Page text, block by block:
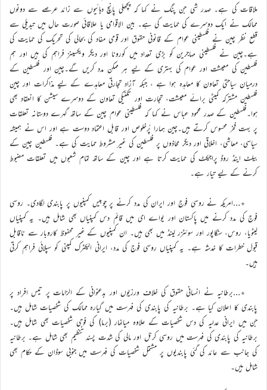
ملاقات کی ہے۔ صدر شی جن پنگ نے کہا کہ پچھلی پانچ دہائیوں سے زائد عرصے سے دونوں
ممالک نے ایک دوسرے کی حمایت کی ہے۔ بین الاقوامی یا علاقائی صورت حال میں تبدیلی سے
قطع نظر چین نے فلسطینی عوام کے قانونی حقوق اور قومی مفاد کی بحالی کی تحریک کی حمایت کی
ہے۔چین نے فلسطینی مہاجرین کو بڑی تعداد میں کورونا اور دیگر ویکسینز فراہم کی ہیں اور ہم
فلسطین کی معیشت اور عوام کی بہتری کے لیے ہر ممکن مدد کریں گے۔چین اور فلسطین کے
درمیان سیاحتی تعاون کا معاہدہ ہوا ہے ، جبکہ آزاد تجارتی معاہدے کے لیے مذاکرات اور چین
فلسطین مشترکہ کمیٹی برائے معیشت، تجارت اور تکنیکی تعاون کے دوسرے سیشن کا انعقاد بھی
ہوا۔فلسطین کے صدر محمود عباس نے کہا کہ فلسطینی عوام چین کے ساتھ گہرے دوستانہ تعلقات
پر بہت فخر محسوس کرتے ہیں۔چین ہمارا پُرخلوص اور قابل اعتماد دوست ہے اور اس نے ہمیشہ
سیاسی، معاشی، اخلاقی اور دیگر محاذوں پر فلسطین کی غیر مشروط حمایت کی ہے۔ فلسطین چین کے
بیلٹ اینڈ روڈ پراجیکٹ کی حمایت کرتا ہے اور چین کے ساتھ تمام شعبوں میں تعلقات مضبوط
کرنے کے لیے تیار ہے۔
٭…امریکہ نے روسی فوج اور ایران کی مدد کرنے پر چوبیس کمپنیوں پر پابندی لگادی۔ روسی
فوج کی مدد کرنے میں پاکستان اور یواے ای میں قائم دس کمپنیاں بھی شامل ہیں۔ یہ کمپنیاں
لیٹویا، روس، سنگاپور اور سوئٹزر لینڈ میں بھی ہیں۔ ان کمپنیوں کے غیر محفوظ کاروبار سے ناقابل
قبول خطرات کا خدشہ ہے۔ یہ کمپنیاں روسی فوج کی مدد، ایرانی الیکٹرک کمپنی کو سپلائی فراہم کرتی
ہیں۔
٭…برطانیہ نے انسانی حقوق کی خلاف ورزیوں اور بدعنوانی کے الزامات پر تیس افراد پر
پابندی کا اعلان کیا ہے۔ برطانیہ کی پابندی کی فہرست میں گیارہ ممالک کی شخصیات شامل ہیں۔
جن میں ایرانی عدلیہ کی دس شخصیات کے علاوہ میانمار (برما) کی فوجی شخصیات بھی شامل ہیں۔
برطانیہ کی پابندی کی فہرست میں روسی کرنل اور مالی کی شدت پسند تنظیم بھی شامل ہے۔ برطانیہ
کی جانب سے عائد کی گئی پابندیوں پر مشتمل شخصیات کی فہرست میں جنوبی سوڈان کے حکام بھی
شامل ہیں۔